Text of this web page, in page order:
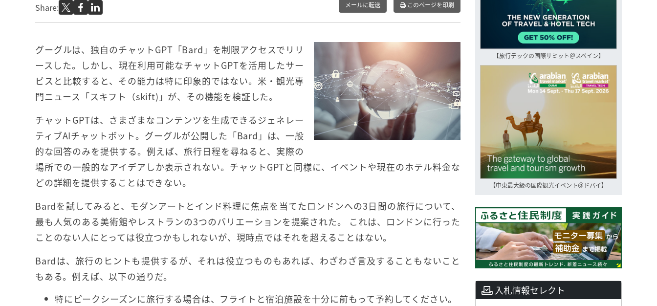
Share: メールに転送 このページを印刷
グーグルは、独自のチャットGPT「Bard」を制限アクセスでリリ
ースした。しかし、現在利用可能なチャットGPTを活用したサー
ビスと比較すると、その能力は特に印象的ではない。米・観光専
門ニュース「スキフト（skift) 」が、その機能を検証した。
チャットGPTは、さまざまなコンテンツを生成できるジェネレー
ティブAIチャットボット。グーグルが公開した「Bard」は、一般
的な回答のみを提供する。例えば、旅行日程を尋ねると、実際の
場所での一般的なアイデアしか表示されない。チャットGPTと同様に、イベントや現在のホテル料金な
どの詳細を提供することはできない。
Bardを試してみると、モダンアートとインド料理に焦点を当てたロンドンへの3日間の旅行について、
最も人気のある美術館やレストランの3つのバリエーションを提案された。 これは、ロンドンに行った
ことのない人にとっては役立つかもしれないが、現時点ではそれを超えることはない。
Bardは、旅行のヒントも提供するが、それは役立つものもあれば、わざわざ言及することもないこと
もある。例えば、以下の通りだ。
特にピークシーズンに旅行する場合は、フライトと宿泊施設を十分に前もって予約してください。
【旅行テックの国際サミット＠スペイン】
【中東最大級の国際観光イベント＠ドバイ】
入札情報セレクト